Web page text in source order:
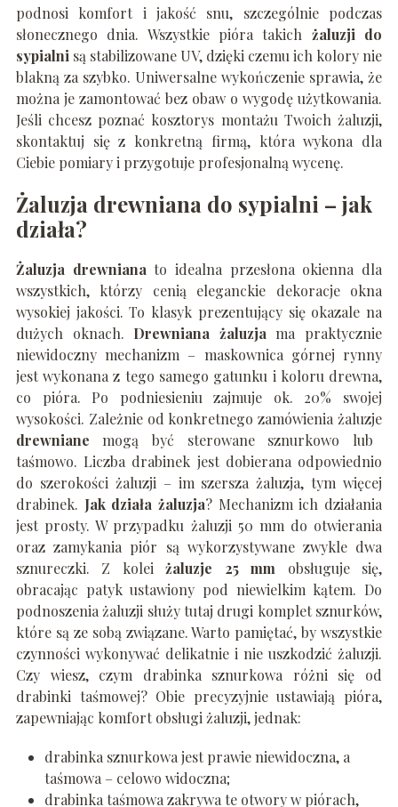
podnosi komfort i jakość snu, szczególnie podczas
słonecznego dnia. Wszystkie pióra takich żaluzji do
sypialni są stabilizowane UV, dzięki czemu ich kolory nie
blakną za szybko. Uniwersalne wykończenie sprawia, że
można je zamontować bez obaw o wygodę użytkowania.
Jeśli chcesz poznać kosztorys montażu Twoich żaluzji,
skontaktuj się z konkretną firmą, która wykona dla
Ciebie pomiary i przygotuje profesjonalną wycenę.
Żaluzja drewniana do sypialni – jak
działa?
Żaluzja drewniana to idealna przesłona okienna dla
wszystkich, którzy cenią eleganckie dekoracje okna
wysokiej jakości. To klasyk prezentujący się okazale na
dużych oknach. Drewniana żaluzja ma praktycznie
niewidoczny mechanizm – maskownica górnej rynny
jest wykonana z tego samego gatunku i koloru drewna,
co pióra.
Po podniesieniu zajmuje ok. 20% swojej
wysokości. Zależnie od konkretnego zamówienia żaluzje
drewniane mogą być sterowane sznurkowo lub
taśmowo. Liczba drabinek jest dobierana odpowiednio
do szerokości żaluzji – im szersza żaluzja, tym więcej
drabinek. Jak działa żaluzja? Mechanizm ich działania
jest prosty. W przypadku żaluzji 50 mm do otwierania
oraz zamykania piór są wykorzystywane zwykle dwa
sznureczki. Z koleiżaluzje 25 mm obsługuje się,
obracając patyk ustawiony pod niewielkim kątem. Do
podnoszenia żaluzji służy tutaj drugi komplet sznurków,
które są ze sobą związane. Warto pamiętać, by wszystkie
czynności wykonywać delikatnie i nie uszkodzić żaluzji.
Czy wiesz, czym drabinka sznurkowa różni się od
drabinki taśmowej? Obie precyzyjnie ustawiają pióra,
zapewniając komfort obsługi żaluzji, jednak:
drabinka sznurkowa jest prawie niewidoczna, a
taśmowa – celowo widoczna;
drabinka taśmowa zakrywa te otwory w piórach,